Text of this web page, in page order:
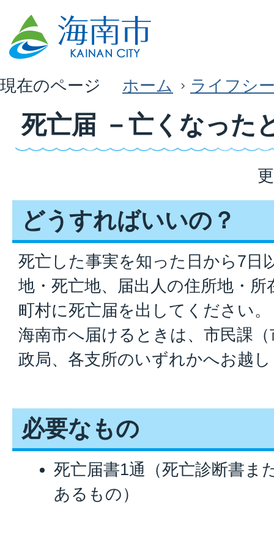
現在のページ ホーム ライフシ
死亡届 －亡くなった
どうすればいいの？
死亡した事実を知った日から7日
地・死亡地、届出人の住所地・
町村に死亡届を出してください。
海南市へ届けるときは、市民課
政局、各支所のいずれかへお越
必要なもの
死亡届書1通（死亡診断書ま
あるもの）